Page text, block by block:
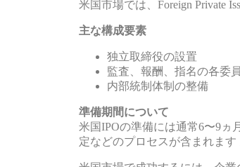
米国市場では、Foreign Private
主な構成要素
独立取締役の設置
監査、報酬、指名の各委
内部統制体制の整備
準備期間について
米国IPOの準備には通常6〜9ヵ
定などのプロセスが含まれます